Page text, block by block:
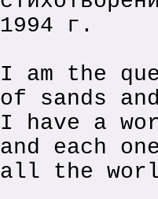
1994 г.
I am the
of sands
I have a
and each
all the